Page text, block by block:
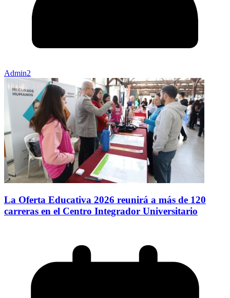
Admin2
La Oferta Educativa 2026 reunirá a más de 120
carreras en el Centro Integrador Universitario